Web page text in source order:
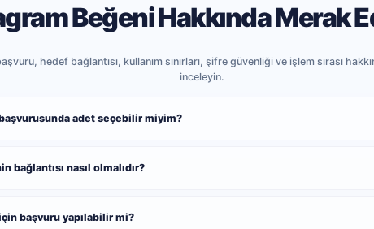
Beğeni Hakkında Merak
hedef bağlantısı, kullanım sınırları, şifre güvenliği ve işlem sırası
inceleyin.
adet seçebilir miyim?
nasıl olmalıdır?
başvuru yapılabilir mi?